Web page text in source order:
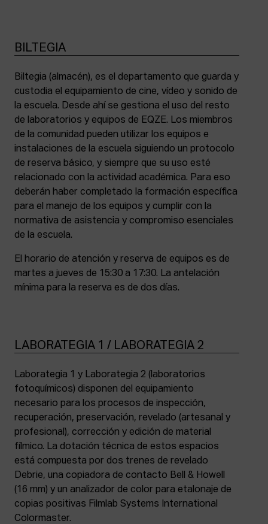
BILTEGIA
Biltegia (almacén), es el departamento que guarda y
custodia el equipamiento de cine, vídeo y sonido de
la escuela. Desde ahí se gestiona el uso del resto
de laboratorios y equipos de EQZE. Los miembros
de la comunidad pueden utilizar los equipos e
instalaciones de la escuela siguiendo un protocolo
de reserva básico, y siempre que su uso esté
relacionado con la actividad académica. Para eso
deberán haber completado la formación específica
para el manejo de los equipos y cumplir con la
normativa de asistencia y compromiso esenciales
de la escuela.
El horario de atención y reserva de equipos es de
martes a jueves de 15:30 a 17:30. La antelación
mínima para la reserva es de dos días.
LABORATEGIA 1 / LABORATEGIA 2
Laborategia 1 y Laborategia 2 (laboratorios
fotoquímicos) disponen del equipamiento
necesario para los procesos de inspección,
recuperación, preservación, revelado (artesanal y
profesional), corrección y edición de material
fílmico. La dotación técnica de estos espacios
está compuesta por dos trenes de revelado
Debrie, una copiadora de contacto Bell & Howell
(16 mm) y un analizador de color para etalonaje de
copias positivas Filmlab Systems International
Colormaster.